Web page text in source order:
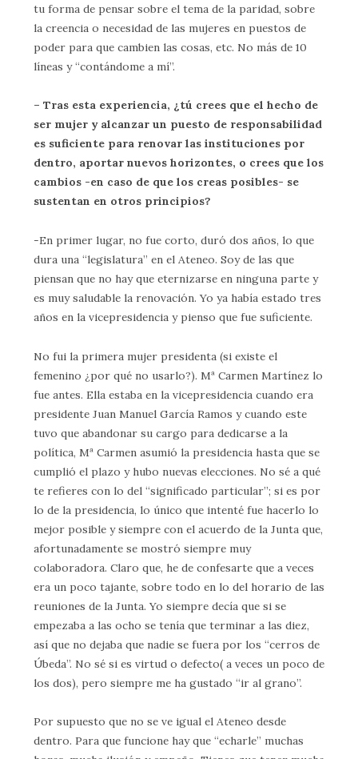
tu forma de pensar sobre el tema de la paridad, sobre
la creencia o necesidad de las mujeres en puestos de
poder para que cambien las cosas, etc. No más de 10
líneas y “contándome a mí”.
– Tras esta experiencia, ¿tú crees que el hecho de
ser mujer y alcanzar un puesto de responsabilidad
es suficiente para renovar las instituciones por
dentro, aportar nuevos horizontes, o crees que los
cambios -en caso de que los creas posibles- se
sustentan en otros principios?
-En primer lugar, no fue corto, duró dos años, lo que
dura una “legislatura” en el Ateneo. Soy de las que
piensan que no hay que eternizarse en ninguna parte y
es muy saludable la renovación. Yo ya había estado tres
años en la vicepresidencia y pienso que fue suficiente.
No fui la primera mujer presidenta (si existe el
femenino ¿por qué no usarlo?). Mª Carmen Martínez lo
fue antes. Ella estaba en la vicepresidencia cuando era
presidente Juan Manuel García Ramos y cuando este
tuvo que abandonar su cargo para dedicarse a la
política, Mª Carmen asumió la presidencia hasta que se
cumplió el plazo y hubo nuevas elecciones. No sé a qué
te refieres con lo del “significado particular”; si es por
lo de la presidencia, lo único que intenté fue hacerlo lo
mejor posible y siempre con el acuerdo de la Junta que,
afortunadamente se mostró siempre muy
colaboradora. Claro que, he de confesarte que a veces
era un poco tajante, sobre todo en lo del horario de las
reuniones de la Junta. Yo siempre decía que si se
empezaba a las ocho se tenía que terminar a las diez,
así que no dejaba que nadie se fuera por los “cerros de
Úbeda”. No sé si es virtud o defecto( a veces un poco de
los dos), pero siempre me ha gustado “ir al grano”.
Por supuesto que no se ve igual el Ateneo desde
dentro. Para que funcione hay que “echarle” muchas